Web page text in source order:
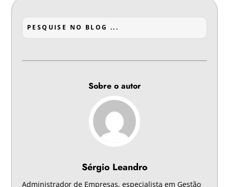
Sobre o autor
Sérgio Leandro
Administrador de Empresas, especialista em Gestão